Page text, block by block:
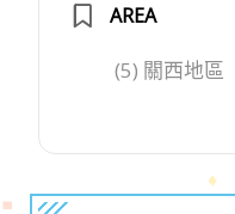
AREA
(5) 關西地區